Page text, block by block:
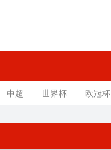
中超 世界杯 欧冠杯